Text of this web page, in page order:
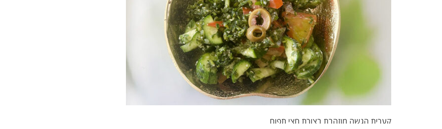
קערית הגשה מוזהבת בצורת חצי תפוח